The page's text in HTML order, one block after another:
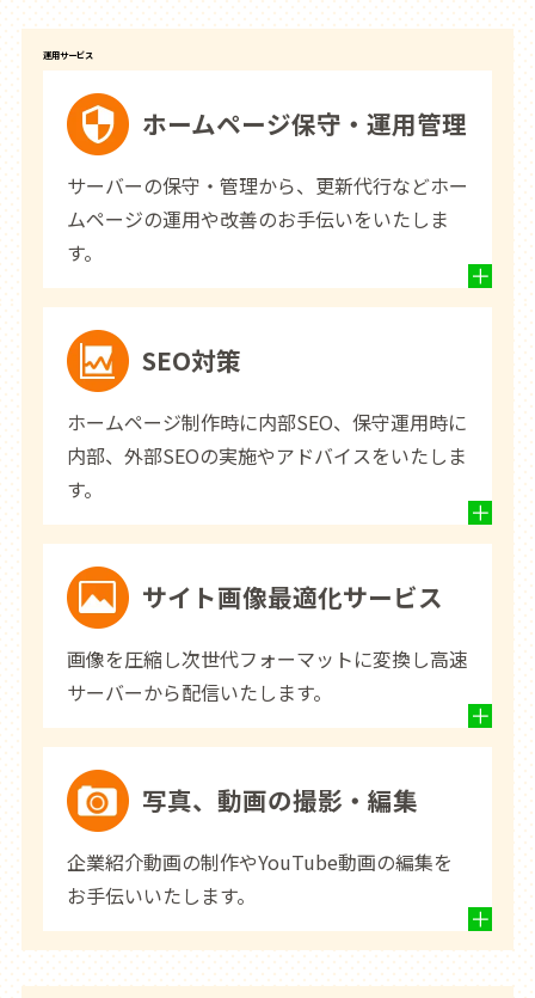
運用サービス
ホームページ保守・運用管理
サーバーの保守・管理から、更新代行などホー
ムページの運用や改善のお手伝いをいたしま
す。
SEO対策
ホームページ制作時に内部SEO、保守運用時に
内部、外部SEOの実施やアドバイスをいたしま
す。
サイト画像最適化サービス
画像を圧縮し次世代フォーマットに変換し高速
サーバーから配信いたします。
写真、動画の撮影・編集
企業紹介動画の制作やYouTube動画の編集を
お手伝いいたします。